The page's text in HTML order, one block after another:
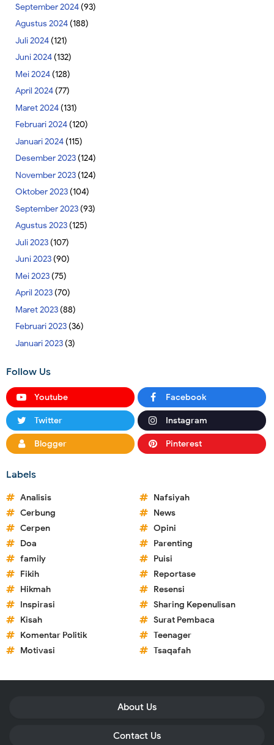
September 2024(93)
Agustus 2024(188)
Juli 2024(121)
Juni 2024(132)
Mei 2024(128)
April 2024(77)
Maret 2024(131)
Februari 2024(120)
Januari 2024(115)
Desember 2023(124)
November 2023(124)
Oktober 2023(104)
September 2023(93)
Agustus 2023(125)
Juli 2023(107)
Juni 2023(90)
Mei 2023(75)
April 2023(70)
Maret 2023(88)
Februari 2023(36)
Januari 2023(3)
Follow Us
Youtube Facebook
Twitter Instagram
Blogger Pinterest
Labels
Analisis
Cerbung
Cerpen
Doa
family
Fikih
Hikmah
Inspirasi
Kisah
Komentar Politik
Motivasi
Nafsiyah
News
Opini
Parenting
Puisi
Reportase
Resensi
Sharing Kepenulisan
Surat Pembaca
Teenager
Tsaqafah
About Us
Contact Us